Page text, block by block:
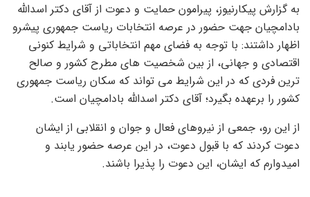
به گزارش پیکارنیوز، پیرامون حمایت و دعوت از آقای دکتر اسدالله
بادامچیان جهت حضور در عرصه انتخابات ریاست جمهوری پیشرو
اظهار داشتند: با توجه به فضای مهم انتخاباتی و شرایط کنونی
اقتصادی و جهانی، از بین شخصیت های مطرح کشور و صالح
ترین فردی که در این شرایط می تواند که سکان ریاست جمهوری
کشور را برعهده بگیرد؛ آقای دکتر اسدالله بادامچیان است.
از این رو، جمعی از نیروهای فعال و جوان و انقلابی از ایشان
دعوت کردند که با قبول دعوت، در این عرصه حضور یابند و
امیدوارم که ایشان، این دعوت را پذیرا باشند.